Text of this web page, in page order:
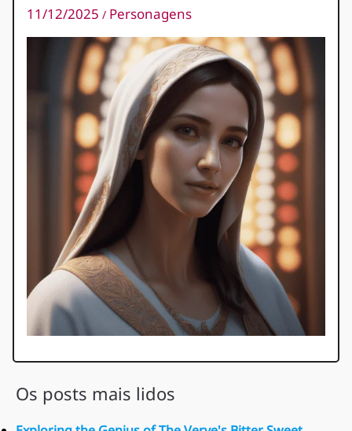
11/12/2025 / Personagens
Os posts mais lidos